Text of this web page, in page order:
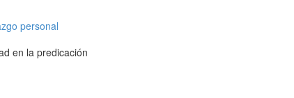
personal
en la predicación